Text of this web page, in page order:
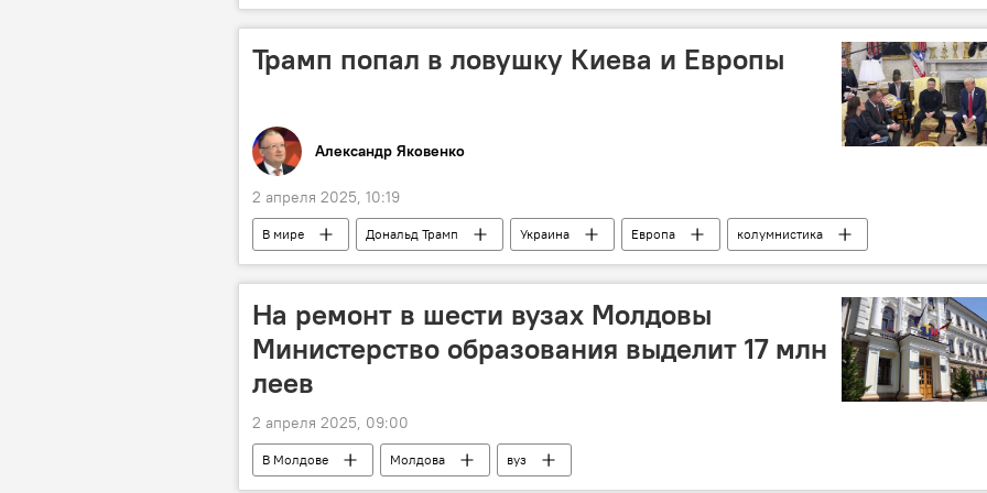
Трамп попал в ловушку Киева и Европы
Александр Яковенко
2 апреля 2025, 10:19
В мире Дональд Трамп Украина Европа
колумнистика
Аналитика
На ремонт в шести вузах Молдовы
Министерство образования выделит 17 млн
леев
2 апреля 2025, 09:00
В Молдове Молдова вуз